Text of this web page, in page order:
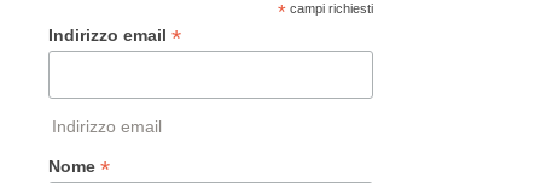
*campi richiesti
Indirizzo email *
Indirizzo email
Nome *